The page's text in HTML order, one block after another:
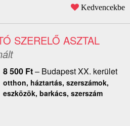
Kedvencekbe
SZERELŐ ASZTAL
8 500 Ft– Budapest XX. kerület
otthon, háztartás, szerszámok,
eszközök, barkács, szerszám